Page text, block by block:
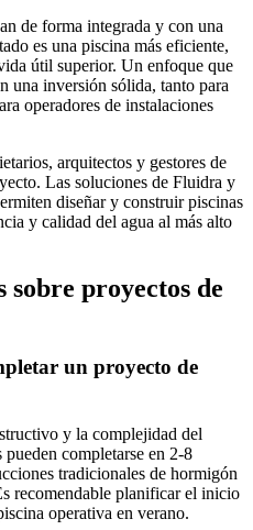
de forma integrada y con una
es una piscina más eficiente,
útil superior. Un enfoque que
una inversión sólida, tanto para
operadores de instalaciones
arquitectos y gestores de
Las soluciones de Fluidra y
diseñar y construir piscinas
y calidad del agua al más alto
sobre proyectos de
un proyecto de
y la complejidad del
completarse en 2-8
tradicionales de hormigón
recomendable planificar el inicio
operativa en verano.